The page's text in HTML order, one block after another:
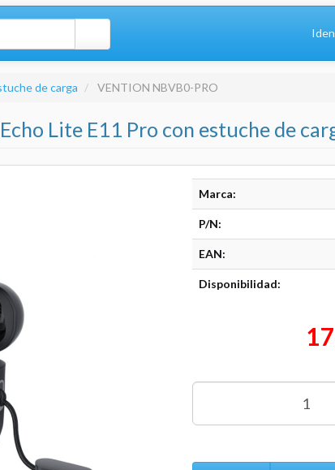
de carga VENTION NBVB0-PRO
Lite E11 Pro con estuche de
Marca:
P/N:
EAN:
Disponibilidad: